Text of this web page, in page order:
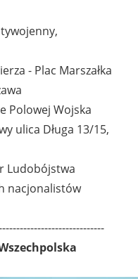
- Plac Marszałka
Polowej Wojska
ulica Długa 13/15,
Ludobójstwa
nacjonalistów